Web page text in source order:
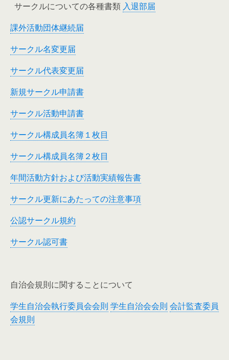
サークルについての各種書類 入退部届
課外活動団体継続届
サークル名変更届
サークル代表変更届
新規サークル申請書
サークル活動申請書
サークル構成員名簿１枚目
サークル構成員名簿２枚目
年間活動方針および活動実績報告書
サークル更新にあたっての注意事項
公認サークル規約
サークル認可書
自治会規則に関することについて
学生自治会執行委員会会則 学生自治会会則 会計監査委員
会規則